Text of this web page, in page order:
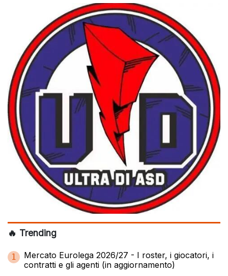
🔥 Trending
1
Mercato Eurolega 2026/27 - I roster, i giocatori, i
contratti e gli agenti (in aggiornamento)